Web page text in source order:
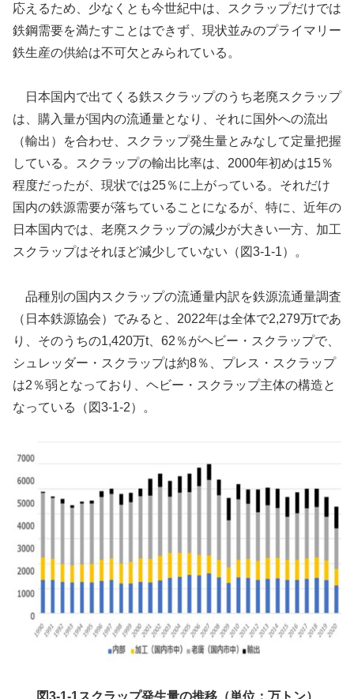
応えるため、少なくとも今世紀中は、スクラップだけでは
鉄鋼需要を満たすことはできず、現状並みのプライマリー
鉄生産の供給は不可欠とみられている。
日本国内で出てくる鉄スクラップのうち老廃スクラップ
は、購入量が国内の流通量となり、それに国外への流出
（輸出）を合わせ、スクラップ発生量とみなして定量把握
している。スクラップの輸出比率は、2000年初めは15％
程度だったが、現状では25％に上がっている。それだけ
国内の鉄源需要が落ちていることになるが、特に、近年の
日本国内では、老廃スクラップの減少が大きい一方、加工
スクラップはそれほど減少していない（図3-1-1）。
品種別の国内スクラップの流通量内訳を鉄源流通量調査
（日本鉄源協会）でみると、2022年は全体で2,279万tであ
り、そのうちの1,420万t、62％がヘビー・スクラップで、
シュレッダー・スクラップは約8％、プレス・スクラップ
は2％弱となっており、ヘビー・スクラップ主体の構造と
なっている（図3-1-2）。
図3-1-1スクラップ発生量の推移（単位：万トン）